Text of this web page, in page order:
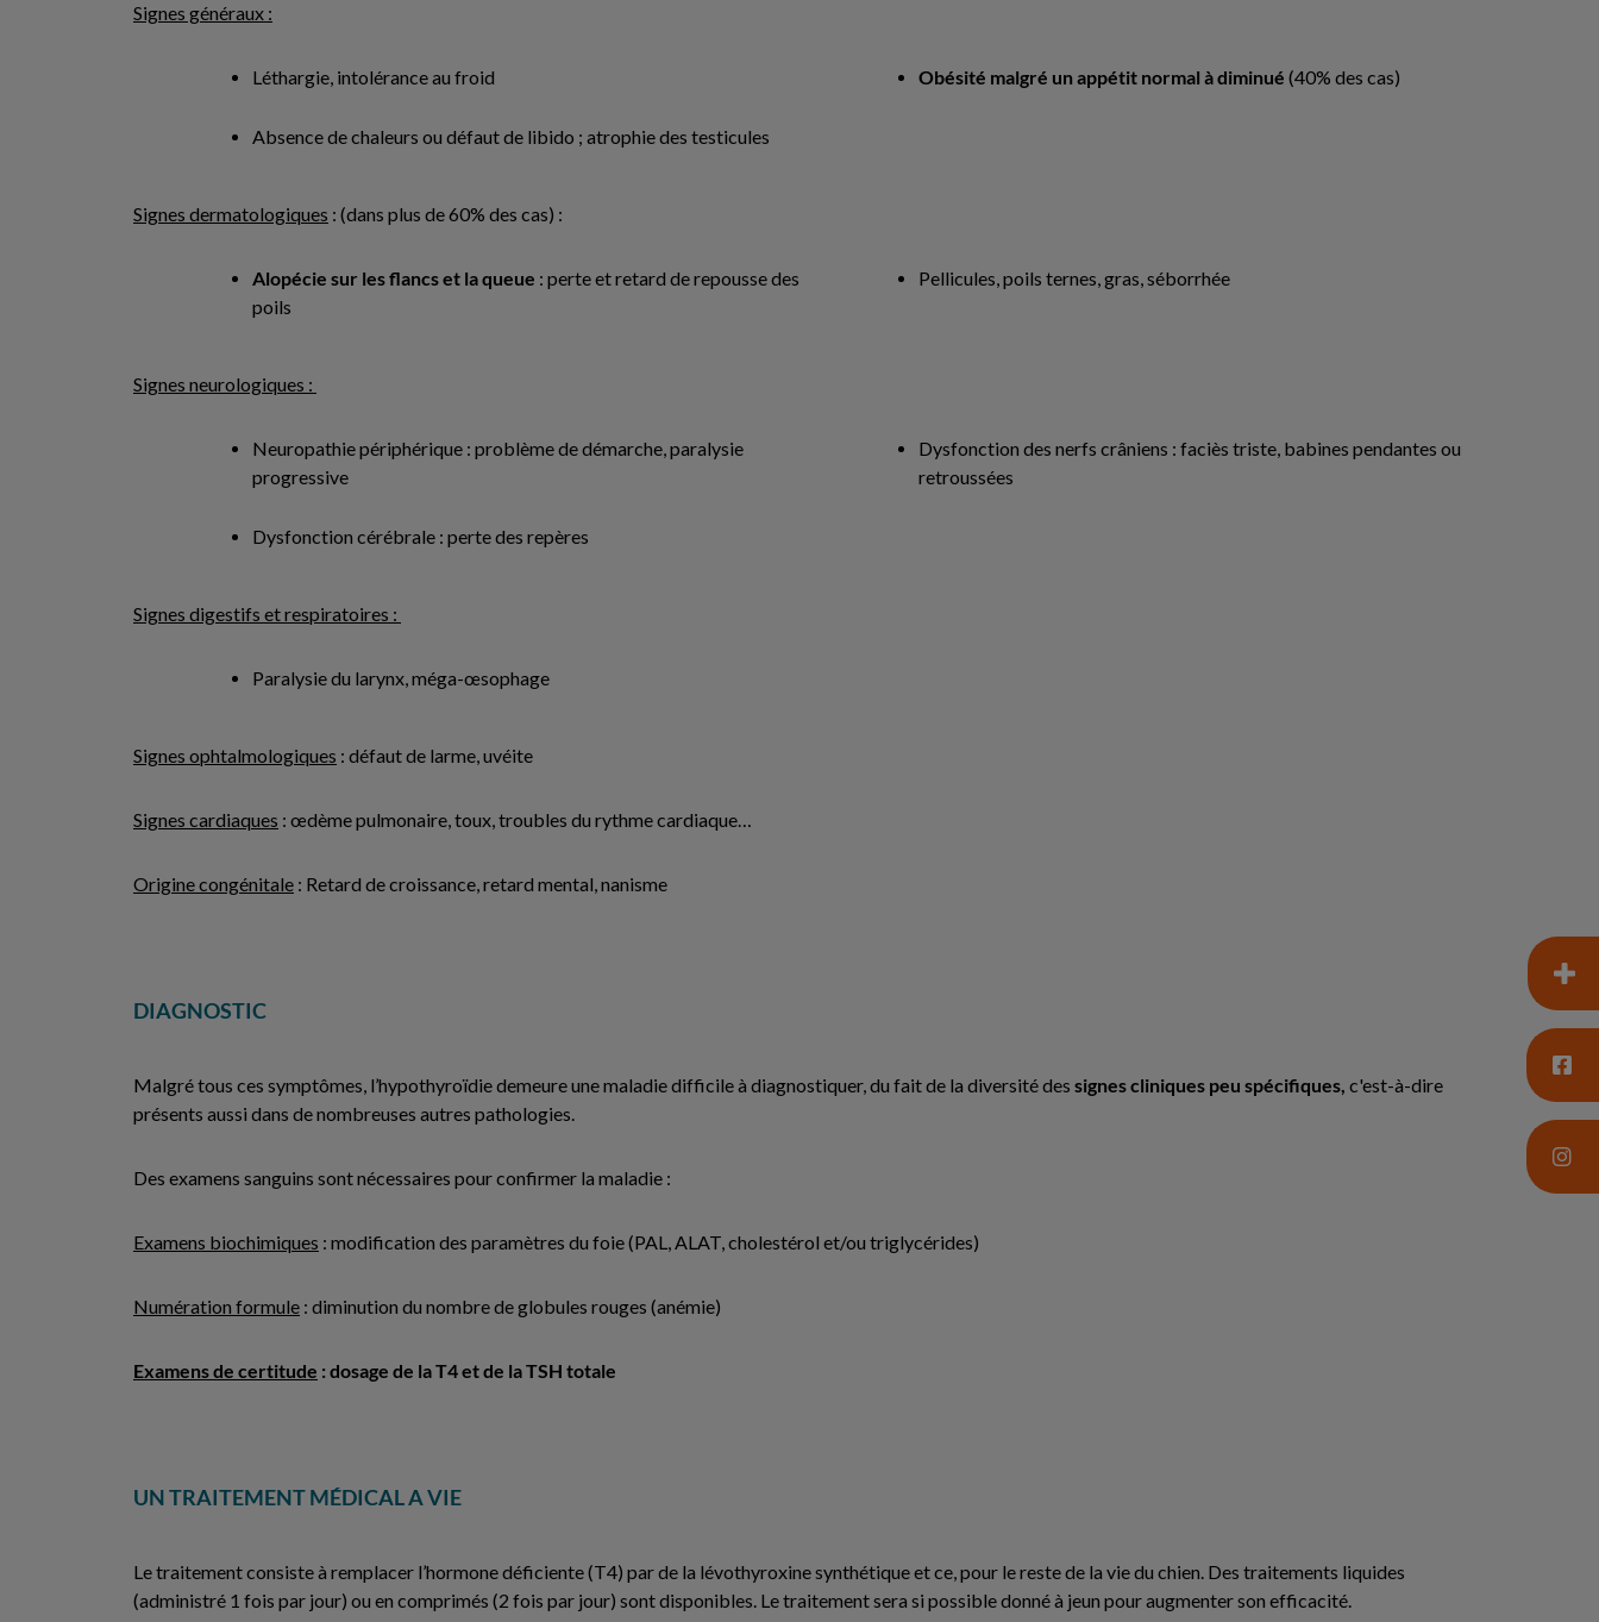
Signes généraux :
Léthargie, intolérance au froid Obésité malgré un appétit normal à diminué (40% des cas)
Absence de chaleurs ou défaut de libido ; atrophie des testicules
Signes dermatologiques : (dans plus de 60% des cas) :
Alopécie sur les flancs et la queue : perte et retard de repousse des
poils
Pellicules, poils ternes, gras, séborrhée
Signes neurologiques :
Neuropathie périphérique : problème de démarche, paralysie
progressive
Dysfonction des nerfs crâniens : faciès triste, babines pendantes ou
retroussées
Dysfonction cérébrale : perte des repères
Signes digestifs et respiratoires :
Paralysie du larynx, méga-œsophage
Signes ophtalmologiques : défaut de larme, uvéite
Signes cardiaques : œdème pulmonaire, toux, troubles du rythme cardiaque…
Origine congénitale : Retard de croissance, retard mental, nanisme
DIAGNOSTIC
Malgré tous ces symptômes, l’hypothyroïdie demeure une maladie difficile à diagnostiquer, du fait de la diversité des signes cliniques peu spécifiques, c'est-à-dire
présents aussi dans de nombreuses autres pathologies.
Des examens sanguins sont nécessaires pour confirmer la maladie :
Examens biochimiques : modification des paramètres du foie (PAL, ALAT, cholestérol et/ou triglycérides)
Numération formule : diminution du nombre de globules rouges (anémie)
Examens de certitude : dosage de la T4 et de la TSH totale
UN TRAITEMENT MÉDICAL A VIE
Le traitement consiste à remplacer l’hormone déficiente (T4) par de la lévothyroxine synthétique et ce, pour le reste de la vie du chien. Des traitements liquides
(administré 1 fois par jour) ou en comprimés (2 fois par jour) sont disponibles. Le traitement sera si possible donné à jeun pour augmenter son efficacité.